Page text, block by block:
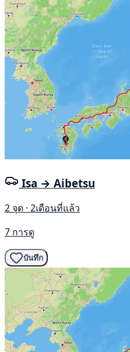
Isa → Aibetsu
2 จุด · 2เดือนที่แล้ว
7 การดู
บันทึก